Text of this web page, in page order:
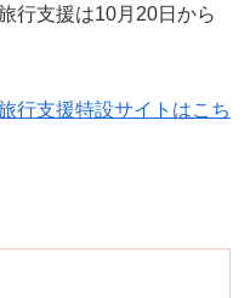
行支援は10月20日から
行支援特設サイトはこち